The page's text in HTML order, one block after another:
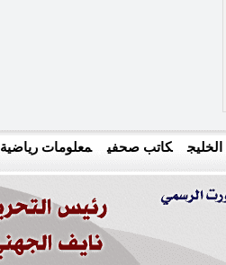
كاتب صحفي معلومات رياضية